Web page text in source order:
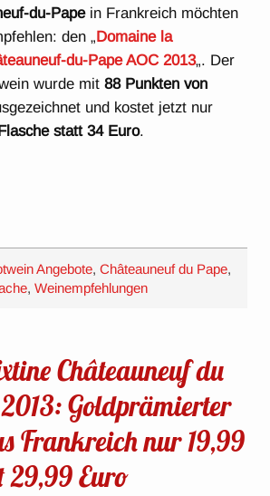
du-Papein Frankreich möchten
den „ Domaine la
du-Pape AOC 2013„. Der
wurde mit88 Punkten von
und kostet jetzt nur
statt 34 Euro.
Angebote,Châteauneuf du Pape,
,Weinempfehlungen
Châteauneuf du
Goldprämierter
Frankreich nur 19,99
Euro